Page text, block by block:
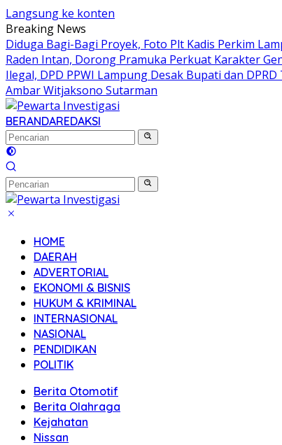
Langsung ke konten
Breaking News
Diduga Bagi-Bagi Proyek, Foto Plt Kadis Perkim
Raden Intan, Dorong Pramuka Perkuat Karakter
Ilegal, DPD PPWI Lampung Desak Bupati dan
Ambar Witjaksono Sutarman
BERANDAREDAKSI
HOME
DAERAH
ADVERTORIAL
EKONOMI & BISNIS
HUKUM & KRIMINAL
INTERNASIONAL
NASIONAL
PENDIDIKAN
POLITIK
Berita Otomotif
Berita Olahraga
Kejahatan
Nissan